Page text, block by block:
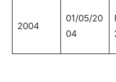
2004
01/05/20
04